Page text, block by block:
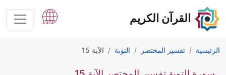
القرآن الكريم
الرئيسية تفسير المختصر التوبة الآية 15